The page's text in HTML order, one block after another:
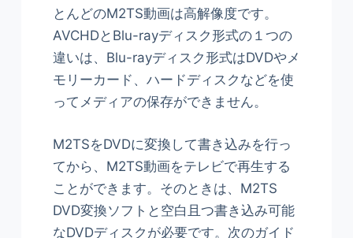
とんどのM2TS動画は高解像度です。
AVCHDとBlu-rayディスク形式の１つの
違いは、Blu-rayディスク形式はDVDやメ
モリーカード、ハードディスクなどを使
ってメディアの保存ができません。
M2TSをDVDに変換して書き込みを行っ
てから、M2TS動画をテレビで再生する
ことができます。そのときは、M2TS
DVD変換ソフトと空白且つ書き込み可能
なDVDディスクが必要です。次のガイド